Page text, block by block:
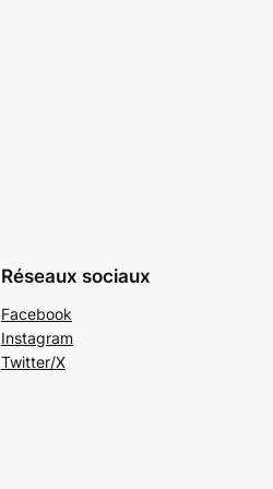
Réseaux sociaux
Facebook
Instagram
Twitter/X